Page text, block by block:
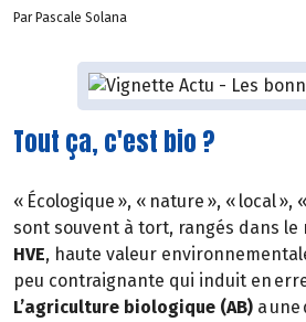
Par Pascale Solana
Tout ça, c'est bio ?
« Écologique », « nature », « local »,
sont souvent à tort, rangés dans le
HVE, haute valeur
peu contraignante qui induit en
L’agriculture biologique (AB) a